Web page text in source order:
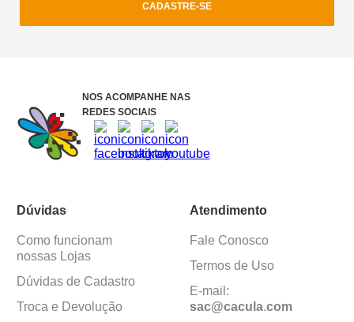
CADASTRE-SE
NOS ACOMPANHE NAS
REDES SOCIAIS
Dúvidas
Como funcionam
nossas Lojas
Dúvidas de Cadastro
Troca e Devolução
Atendimento
Fale Conosco
Termos de Uso
E-mail:
sac@cacula.com